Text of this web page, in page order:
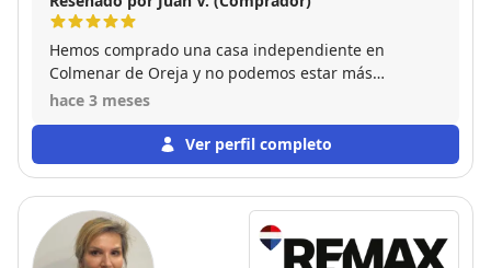
Hemos comprado una casa independiente en
Colmenar de Oreja y no podemos estar más
contentos con la experiencia. Gracias a Agente Zeta,
mostró opciones perfectas que encajaban con
nuestro presupuesto, gestionó la documentación
la hipoteca y las reformas menores. Siempre
disponible por WhatsApp o llamada, profesional y
cercano. Sin duda, repetiremos con él para futuras
hace 3 meses
Ver perfil completo